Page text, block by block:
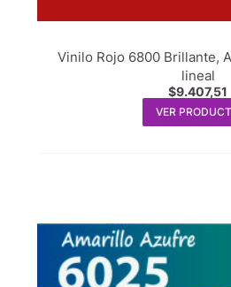
Vinilo Rojo 6800 Brillante,
lineal
$9.407,51
VER